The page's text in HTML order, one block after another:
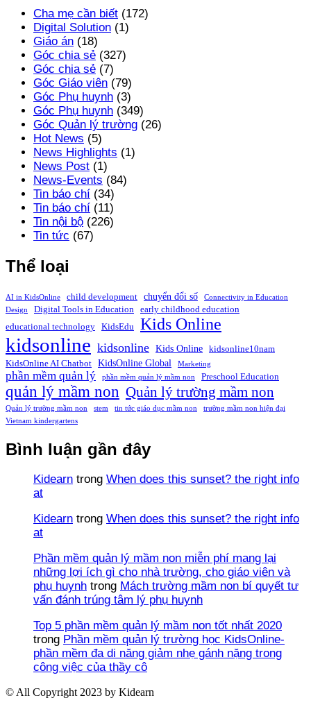
Cha mẹ cần biết (172)
Digital Solution (1)
Giáo án (18)
Góc chia sẻ (327)
Góc chia sẻ (7)
Góc Giáo viên (79)
Góc Phụ huynh (3)
Góc Phụ huynh (349)
Góc Quản lý trường (26)
Hot News (5)
News Highlights (1)
News Post (1)
News-Events (84)
Tin báo chí (34)
Tin báo chí (11)
Tin nội bộ (226)
Tin tức (67)
Thể loại
AI in KidsOnline child development chuyển đổi số
Connectivity in Education
Design
Digital Tools in Education
early childhood education
educational technology
KidsEdu Kids Online
kidsonline kidsonline Kids Online
kidsonline10nam
KidsOnline AI Chatbot
KidsOnline Global Marketing
phần mềm quản lý phần mềm quản lý mầm non Preschool Education
quản lý mầm non Quản lý trường mầm non
Quản lý trường mầm non stem tin tức giáo dục mầm non
trường mầm non hiện đại
Vietnam kindergartens
Bình luận gần đây
Kidearn trong When does this sunset? the right info
at
Kidearn trong When does this sunset? the right info
at
Phần mềm quản lý mầm non miễn phí mang lại
những lợi ích gì cho nhà trường, cho giáo viên và
phụ huynh trong Mách trường mầm non bí quyết tư
vấn đánh trúng tâm lý phụ huynh
Top 5 phần mềm quản lý mầm non tốt nhất 2020
trong Phần mềm quản lý trường học KidsOnline-
phần mềm đa di năng giảm nhẹ gánh nặng trong
công việc của thầy cô
© All Copyright 2023 by Kidearn